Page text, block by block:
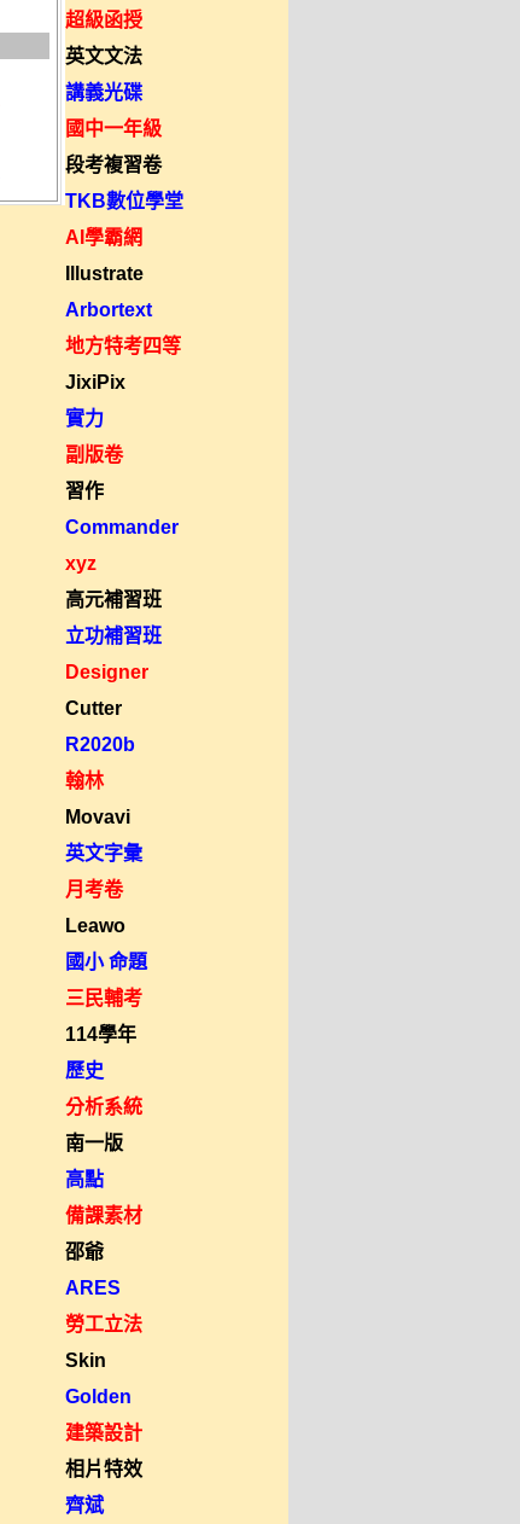
超級函授
英文文法
講義光碟
國中一年級
段考複習卷
TKB數位學堂
AI學霸網
Illustrate
Arbortext
地方特考四等
JixiPix
實力
副版卷
習作
Commander
xyz
高元補習班
立功補習班
Designer
Cutter
R2020b
翰林
Movavi
英文字彙
月考卷
Leawo
國小 命題
三民輔考
114學年
歷史
分析系統
南一版
高點
備課素材
邵爺
ARES
勞工立法
Skin
Golden
建築設計
相片特效
齊斌